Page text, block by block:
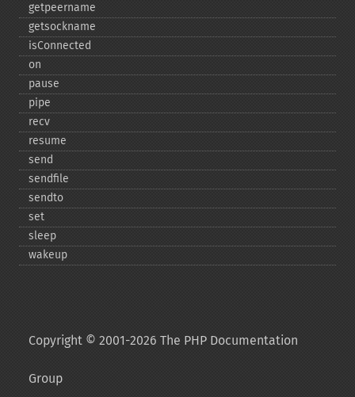
getpeername
getsockname
isConnected
on
pause
pipe
recv
resume
send
sendfile
sendto
set
sleep
wakeup
Copyright © 2001-2026 The PHP Documentation
Group